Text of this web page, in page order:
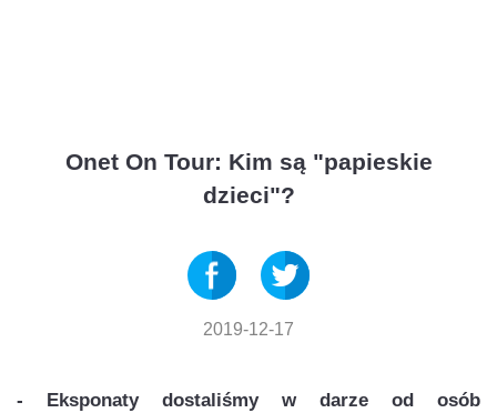
Onet On Tour: Kim są "papieskie
dzieci"?
2019-12-17
- Eksponaty dostaliśmy w darze od osób